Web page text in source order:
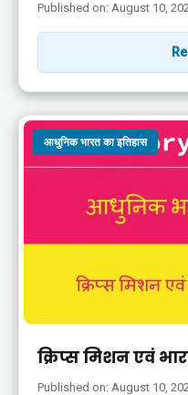
Published on: August 10,
आधुनिक भारत का इतिहास
क्रिप्स मिशन एवं
Published on: August 10,